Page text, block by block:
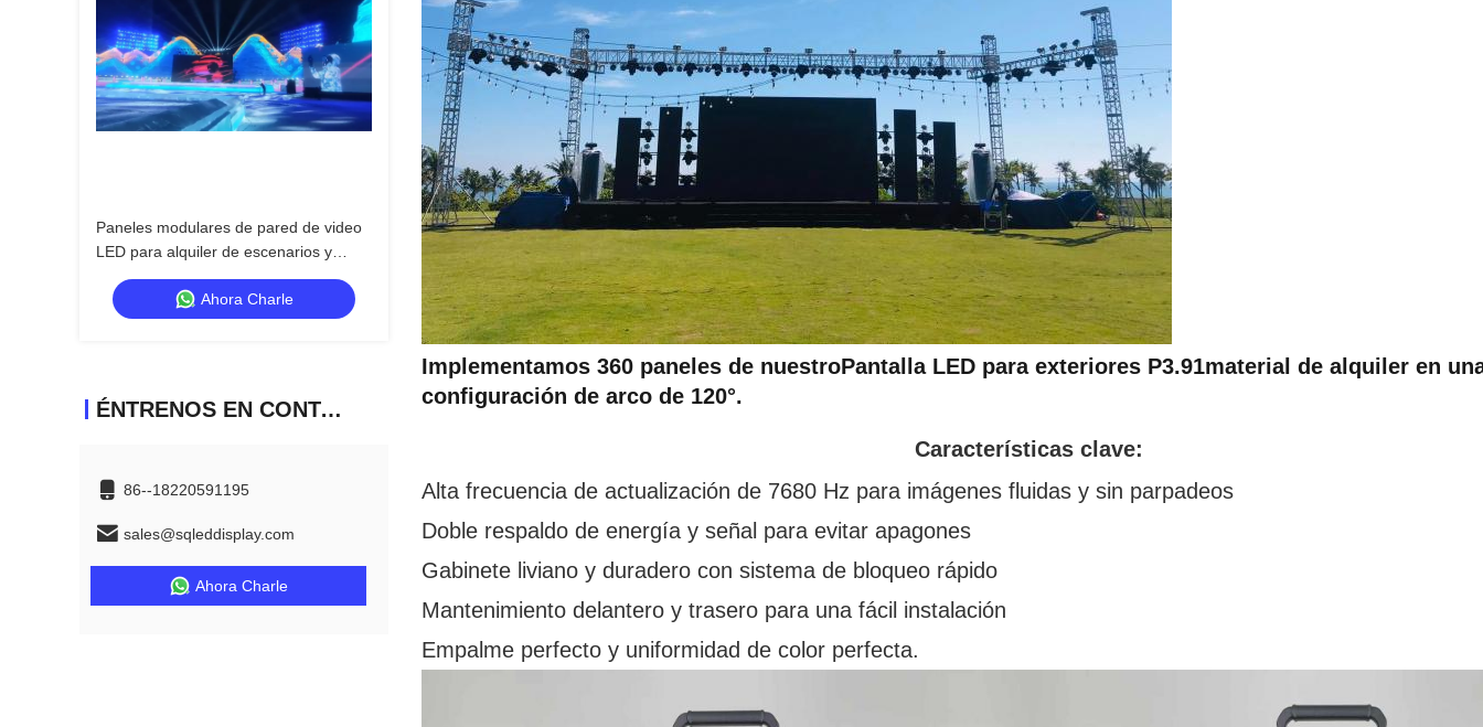
Paneles modulares de pared de video
LED para alquiler de escenarios y
espectáculos itinerantes
Ahora Charle
ÉNTRENOS EN CONTACTO CON
86--18220591195
sales@sqleddisplay.com
Ahora Charle
Implementamos 360 paneles de nuestroPantalla LED para exteriores P3.91material de alquiler en
configuración de arco de 120°.
Características clave:
Alta frecuencia de actualización de 7680 Hz para imágenes fluidas y sin parpadeos
Doble respaldo de energía y señal para evitar apagones
Gabinete liviano y duradero con sistema de bloqueo rápido
Mantenimiento delantero y trasero para una fácil instalación
Empalme perfecto y uniformidad de color perfecta.